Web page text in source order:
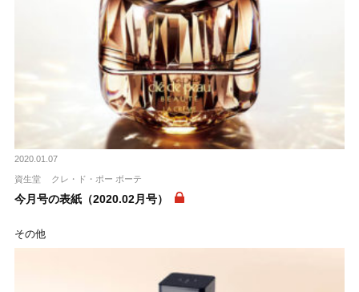
2020.01.07
資生堂 クレ・ド・ポー ボーテ
今月号の表紙（2020.02月号）
その他